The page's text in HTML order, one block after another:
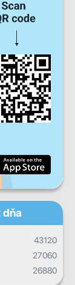
Ne
dňa
43120
27060
26880